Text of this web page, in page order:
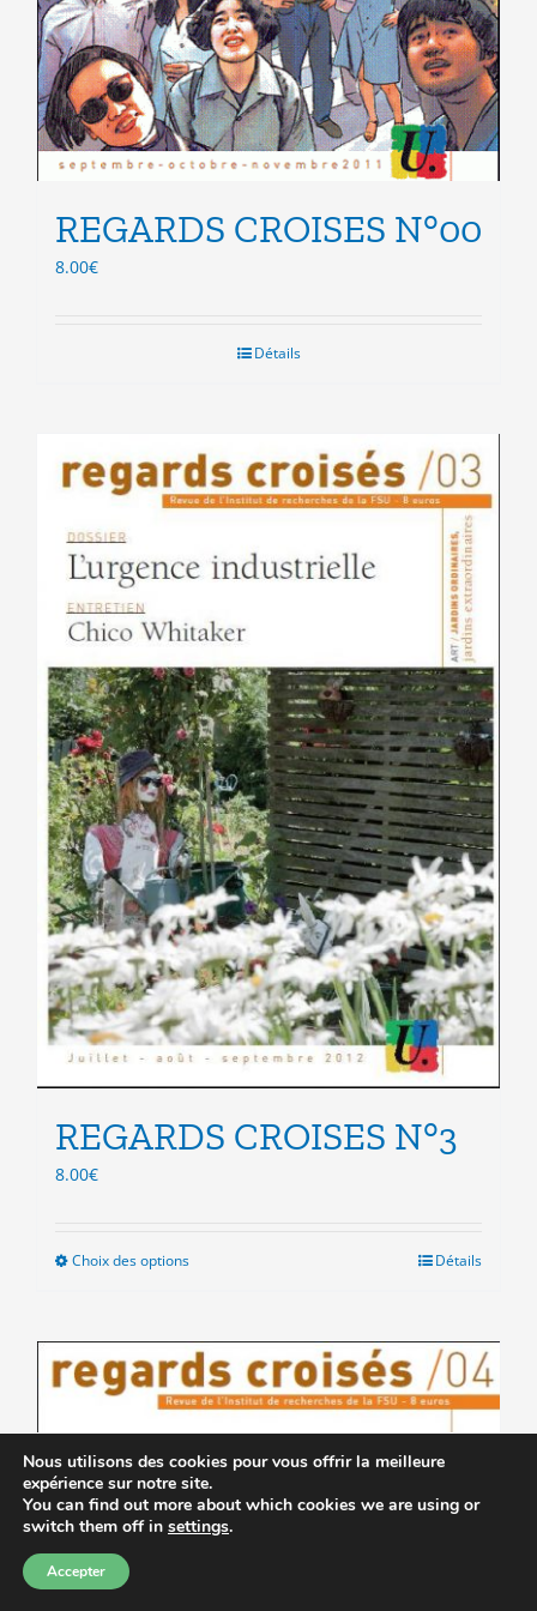
REGARDS CROISES N°00
8.00€
Détails
REGARDS CROISES N°3
8.00€
Choix des optionsCe
plusieurs
variations.
Les
être
choisies
sur
Détails
Nous utilisons des cookies pour vous offrir la meilleure
expérience sur notre site.
You can find out more about which cookies we are using or
switch them off in settings.
Accepter